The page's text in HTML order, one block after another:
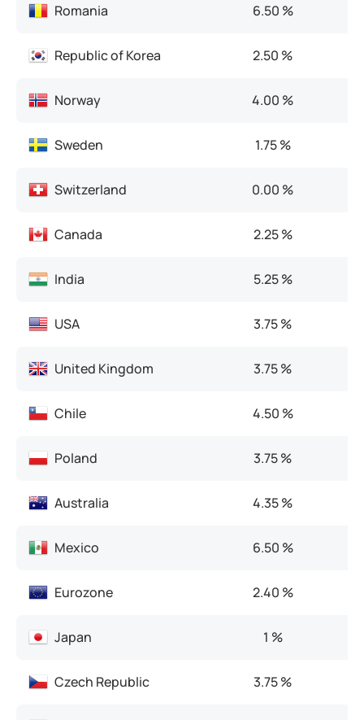
Romania 6.50 %
Republic of Korea 2.50 %
Norway 4.00 %
Sweden 1.75 %
Switzerland 0.00 %
Canada 2.25 %
India 5.25 %
USA 3.75 %
United Kingdom 3.75 %
Chile 4.50 %
Poland 3.75 %
Australia 4.35 %
Mexico 6.50 %
Eurozone 2.40 %
Japan 1 %
Czech Republic 3.75 %